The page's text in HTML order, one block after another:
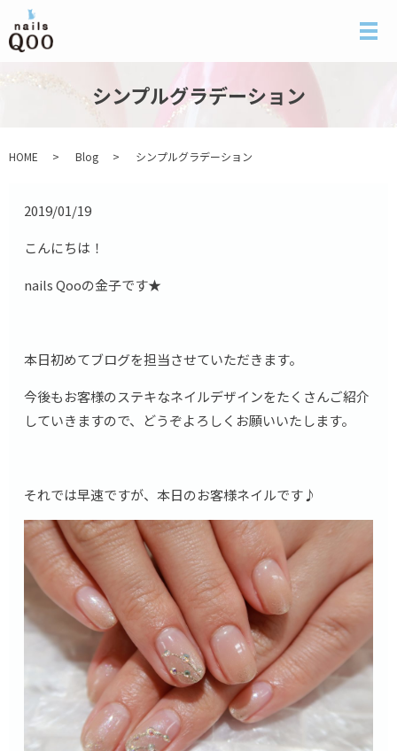
メ
シンプルグラデーション
HOME Blog シンプルグラデーション
2019/01/19
こんにちは！
nails Qooの金子です★
本日初めてブログを担当させていただきます。
今後もお客様のステキなネイルデザインをたくさんご紹介
していきますので、どうぞよろしくお願いいたします。
それでは早速ですが、本日のお客様ネイルです♪